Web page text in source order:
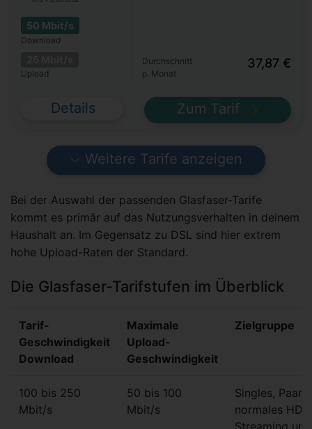
50 Mbit/s
Download
Upload
Durchschnitt
p. Monat
37,87 €
Details Zum Tarif
Weitere Tarife anzeigen
Bei der Auswahl der passenden Glasfaser-Tarife
kommt es primär auf das Nutzungsverhalten in deinem
Haushalt an. Im Gegensatz zu DSL sind hier extrem
hohe Upload-Raten der Standard.
Die Glasfaser-Tarifstufen im Überblick
Tarif-
Geschwindigkeit
Download
Maximale
Upload-
Geschwindigkeit
Zielgruppe
100 bis 250
Mbit/s
50 bis 100
Mbit/s
Singles, Paare,
normales HD-